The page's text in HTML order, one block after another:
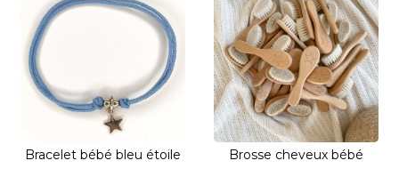
Bracelet bébé bleu étoile Brosse cheveux bébé